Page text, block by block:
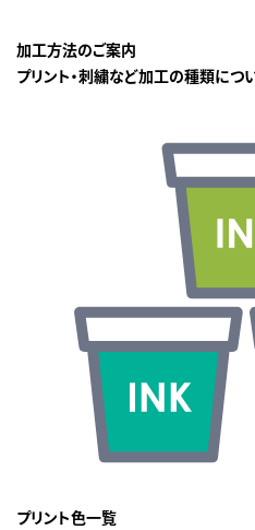
加工方法のご案内
プリント・刺繍など加工の種類につ
プリント色一覧